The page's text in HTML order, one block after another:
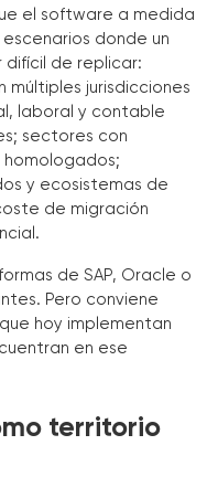
el software a medida
donde un
difícil de replicar:
múltiples jurisdicciones
laboral y contable
sectores con
homologados;
y ecosistemas de
de migración
de SAP, Oracle o
Pero conviene
hoy implementan
en ese
territorio